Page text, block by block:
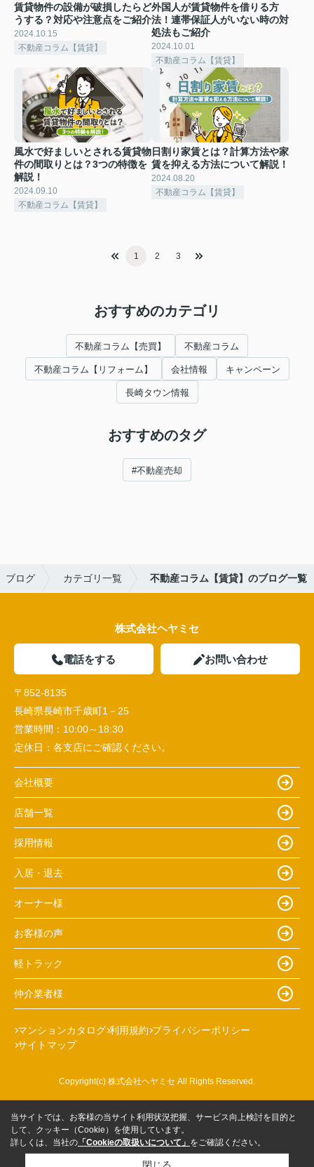
賃貸物件の設備が破損したらど
うする？対応や注意点をご紹介
2024.10.15
不動産コラム【賃貸】
外国人が賃貸物件を借りる方
法！連帯保証人がいない時の対
処法もご紹介
2024.10.01
不動産コラム【賃貸】
風水で好ましいとされる賃貸物
件の間取りとは？3つの特徴を
解説！
2024.09.10
不動産コラム【賃貸】
日割り家賃とは？計算方法や家
賃を抑える方法について解説！
2024.08.20
不動産コラム【賃貸】
1 2 3
おすすめのカテゴリ
不動産コラム【売買】 不動産コラム
不動産コラム【リフォーム】 会社情報 キャンペーン
長崎タウン情報
おすすめのタグ
#不動産売却
ブログ カテゴリ一覧 不動産コラム【賃貸】のブログ一覧
株式会社ヘヤミセ
電話をする お問い合わせ
〒852-8135
長崎県長崎市千歳町1－25
営業時間： 10:00～18:30
定休日： 各支店にご確認ください。
会社概要
店舗一覧
採用情報
入居・退去
オーナー様
お客様の声
軽トラック
仲介業者様
マンションカタログ 利用規約 プライバシーポリシー
サイトマップ
Copyright(c) 株式会社ヘヤミセ All Rights Reserved.
当サイトでは、お客様の当サイト利用状況把握、サービス向上検討を目的と
して、クッキー（Cookie）を使用しています。
詳しくは、当社の 「Cookieの取扱いについて」 をご確認ください。
閉じる